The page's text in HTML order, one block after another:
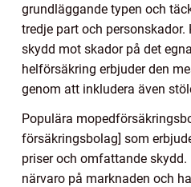
grundläggande typen och
tredje part och
skydd mot skador på det
helförsäkring erbjuder den
genom att inkludera även
Populära
försäkringsbolag] som
priser och omfattande
närvaro på marknaden och